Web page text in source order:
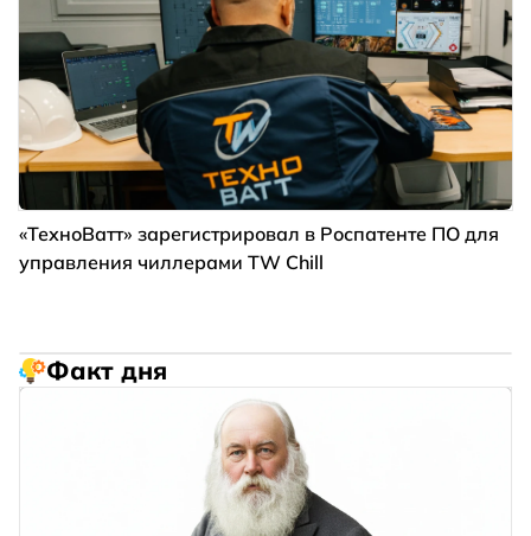
«ТехноВатт» зарегистрировал в Роспатенте ПО для
управления чиллерами TW Chill
Факт дня